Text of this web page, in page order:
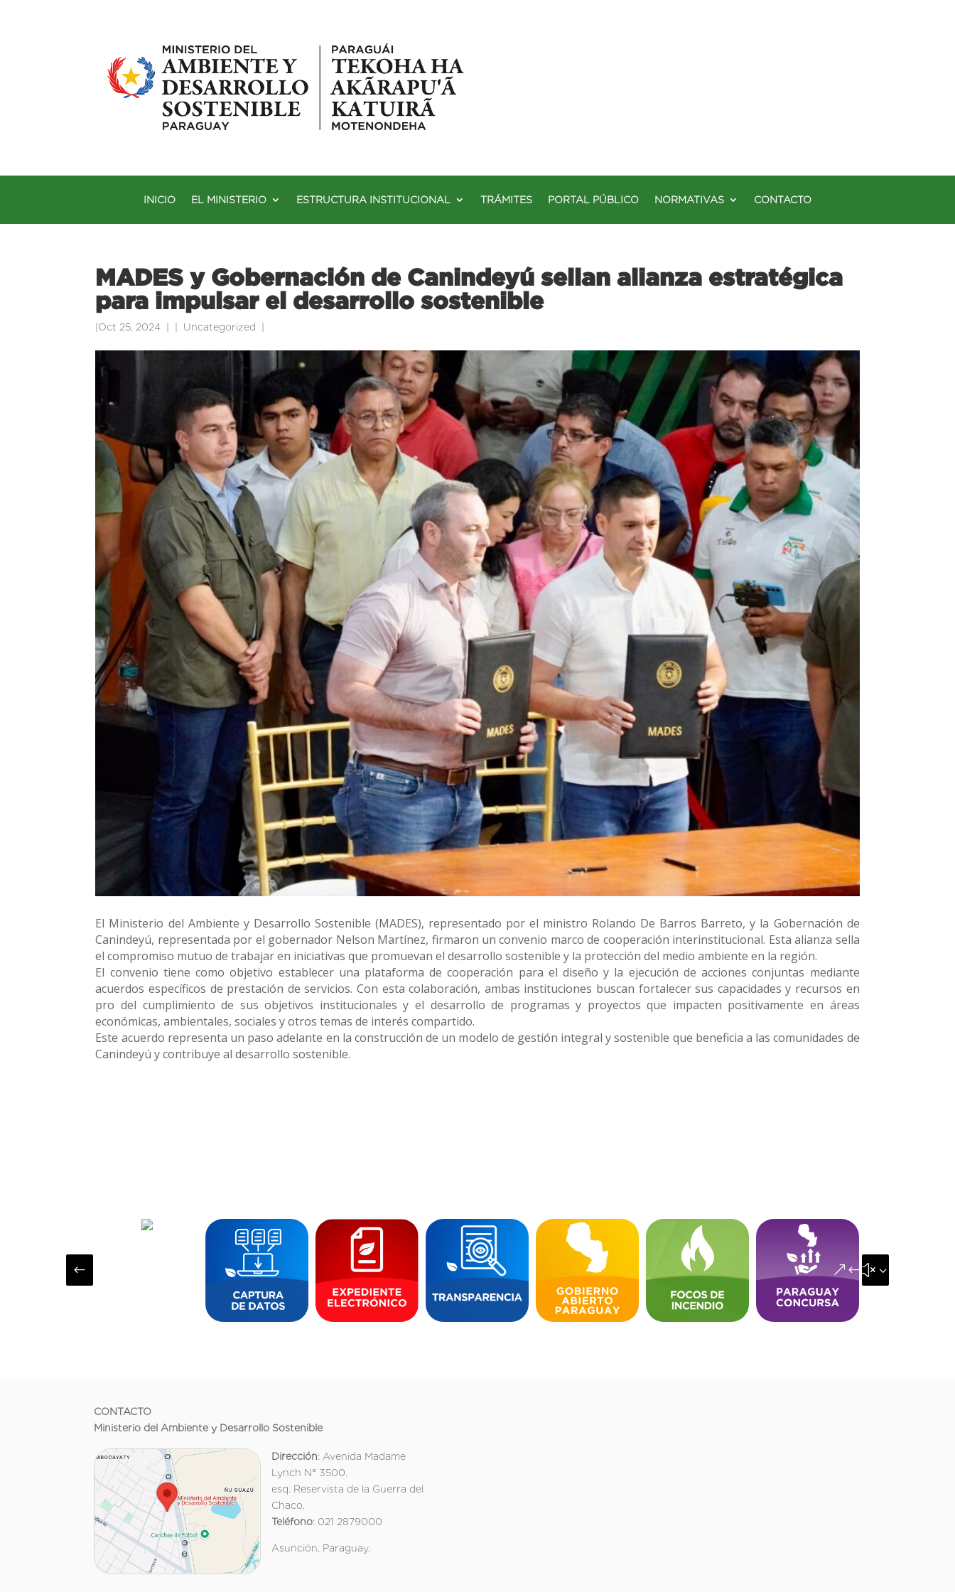
INICIO EL MINISTERIO ESTRUCTURA INSTITUCIONAL TRÁMITES PORTAL PÚBLICO NORMATIVAS CONTACTO
MADES y Gobernación de Canindeyú sellan alianza estratégica
para impulsar el desarrollo sostenible
Oct 25, 2024 Uncategorized
El Ministerio del Ambiente y Desarrollo Sostenible (MADES), representado por el ministro Rolando De Barros Barreto, y la Gobernación de
Canindeyú, representada por el gobernador Nelson Martínez, firmaron un convenio marco de cooperación interinstitucional. Esta alianza sella
el compromiso mutuo de trabajar en iniciativas que promuevan el desarrollo sostenible y la protección del medio ambiente en la región.
El convenio tiene como objetivo establecer una plataforma de cooperación para el diseño y la ejecución de acciones conjuntas mediante
acuerdos específicos de prestación de servicios. Con esta colaboración, ambas instituciones buscan fortalecer sus capacidades y recursos en
pro del cumplimiento de sus objetivos institucionales y el desarrollo de programas y proyectos que impacten positivamente en áreas
económicas, ambientales, sociales y otros temas de interés compartido.
Este acuerdo representa un paso adelante en la construcción de un modelo de gestión integral y sostenible que beneficia a las comunidades de
Canindeyú y contribuye al desarrollo sostenible.
# &#x35;
CONTACTO
Ministerio del Ambiente y Desarrollo Sostenible
Dirección: Avenida Madame
Lynch N° 3500.
esq. Reservista de la Guerra del
Chaco.
Teléfono: 021 2879000
Asunción, Paraguay.